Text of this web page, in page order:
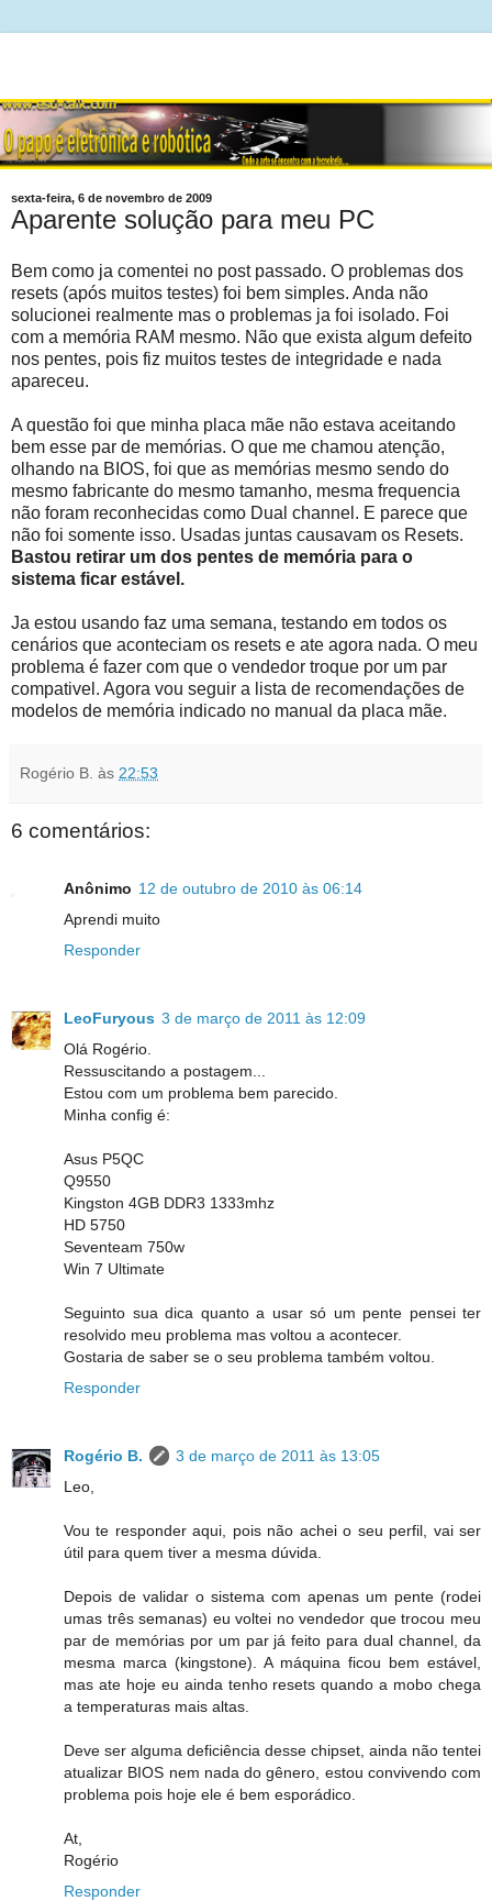
sexta-feira, 6 de novembro de 2009
Aparente solução para meu PC
Bem como ja comentei no post passado. O problemas dos
resets (após muitos testes) foi bem simples. Anda não
solucionei realmente mas o problemas ja foi isolado. Foi
com a memória RAM mesmo. Não que exista algum defeito
nos pentes, pois fiz muitos testes de integridade e nada
apareceu.
A questão foi que minha placa mãe não estava aceitando
bem esse par de memórias. O que me chamou atenção,
olhando na BIOS, foi que as memórias mesmo sendo do
mesmo fabricante do mesmo tamanho, mesma frequencia
não foram reconhecidas como Dual channel. E parece que
não foi somente isso. Usadas juntas causavam os Resets.
Bastou retirar um dos pentes de memória para o
sistema ficar estáve l.
Ja estou usando faz uma semana, testando em todos os
cenários que aconteciam os resets e ate agora nada. O meu
problema é fazer com que o vendedor troque por um par
compativel. Agora vou seguir a lista de recomendações de
modelos de memória indicado no manual da placa mãe.
Rogério B. às 22:53
6 comentários:
Anônimo 12 de outubro de 2010 às 06:14
Aprendi muito
Responder
LeoFuryous 3 de março de 2011 às 12:09
Olá Rogério.
Ressuscitando a postagem...
Estou com um problema bem parecido.
Minha config é:
Asus P5QC
Q9550
Kingston 4GB DDR3 1333mhz
HD 5750
Seventeam 750w
Win 7 Ultimate
Seguinto sua dica quanto a usar só um pente pensei ter
resolvido meu problema mas voltou a acontecer.
Gostaria de saber se o seu problema também voltou.
Responder
Rogério B.
3 de março de 2011 às 13:05
Leo,
Vou te responder aqui, pois não achei o seu perfil, vai ser
útil para quem tiver a mesma dúvida.
Depois de validar o sistema com apenas um pente (rodei
umas três semanas) eu voltei no vendedor que trocou meu
par de memórias por um par já feito para dual channel, da
mesma marca (kingstone). A máquina ficou bem estável,
mas ate hoje eu ainda tenho resets quando a mobo chega
a temperaturas mais altas.
Deve ser alguma deficiência desse chipset, ainda não tentei
atualizar BIOS nem nada do gênero, estou convivendo com
problema pois hoje ele é bem esporádico.
At,
Rogério
Responder